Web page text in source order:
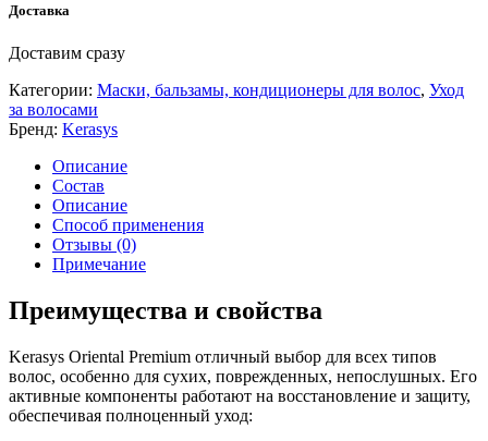
Доставка
Доставим сразу
Категории: Маски, бальзамы, кондиционеры для волос, Уход
за волосами
Бренд: Kerasys
Описание
Состав
Описание
Способ применения
Отзывы (0)
Примечание
Преимущества и свойства
Kerasys Oriental Premium отличный выбор для всех типов
волос, особенно для сухих, поврежденных, непослушных. Его
активные компоненты работают на восстановление и защиту,
обеспечивая полноценный уход: